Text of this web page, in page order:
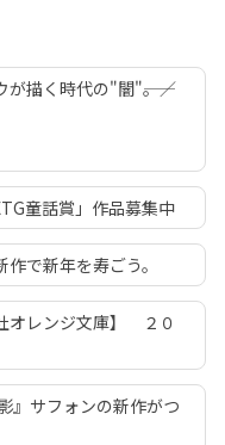
描く時代の"闇"――。／
童話賞」作品募集中
で新年を寿ごう。
オレンジ文庫】 ２０
』サフォンの新作がつ